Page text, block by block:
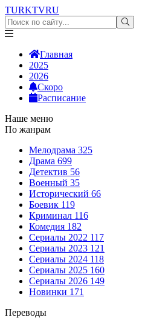
TURKTVRU
Главная
2025
2026
Скоро
Расписание
Наше меню
По жанрам
Мелодрама 325
Драма 699
Детектив 56
Военный 35
Исторический 66
Боевик 119
Криминал 116
Комедия 182
Сериалы 2022 117
Сериалы 2023 121
Сериалы 2024 118
Сериалы 2025 160
Сериалы 2026 149
Новинки 171
Переводы